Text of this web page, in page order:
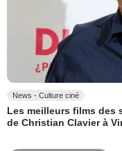
News - Culture ciné
Les meilleurs films des
de Christian Clavier à